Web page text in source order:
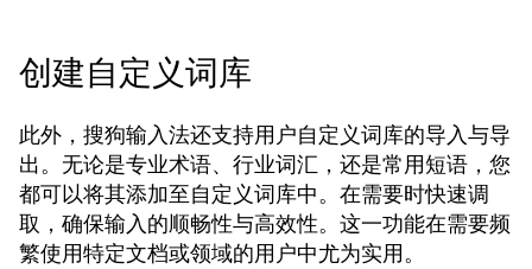
创建自定义词库
此外，搜狗输入法还支持用户自定义词库的导入与导
出。无论是专业术语、行业词汇，还是常用短语，您
都可以将其添加至自定义词库中。在需要时快速调
取，确保输入的顺畅性与高效性。这一功能在需要频
繁使用特定文档或领域的用户中尤为实用。